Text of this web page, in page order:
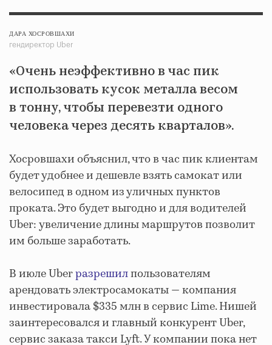
ДАРА ХОСРОВШАХИ
гендиректор Uber
«Очень неэффективно в час пик
использовать кусок металла весом
в тонну, чтобы перевезти одного
человека через десять кварталов».
Хосровшахи объяснил, что в час пик клиентам
будет удобнее и дешевле взять самокат или
велосипед в одном из уличных пунктов
проката. Это будет выгодно и для водителей
Uber: увеличение длины маршрутов позволит
им больше заработать.
В июле Uberразрешилпользователям
арендовать электросамокаты — компания
инвестировала $335 млн в сервис Lime. Нишей
заинтересовался и главный конкурент Uber,
сервис заказа такси Lyft. У компании пока нет